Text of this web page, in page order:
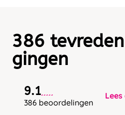
386
gingen
9.1
386 beoordelingen